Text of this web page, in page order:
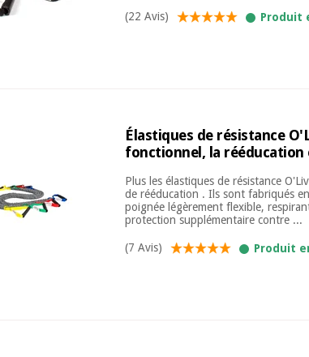
(22 Avis) Produit
Élastiques de résistance
fonctionnel, la rééducation
Plus les élastiques de résistance
de rééducation . Ils sont fabriqués
poignée légèrement flexible,
protection supplémentaire contre ...
(7 Avis) Produit